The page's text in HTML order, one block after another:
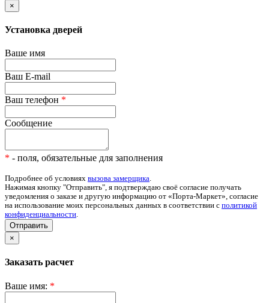
×
Установка дверей
Ваше имя
Ваш E-mail
Ваш телефон *
Сообщение
* - поля, обязательные для заполнения
Подробнее об условиях вызова замерщика.
Нажимая кнопку "Отправить", я подтверждаю своё согласие получать
уведомления о заказе и другую информацию от «Порта-Маркет», согласие
на использование моих персональных данных в соответствии с политикой
конфиденциальности.
Отправить
×
Заказать расчет
Ваше имя: *